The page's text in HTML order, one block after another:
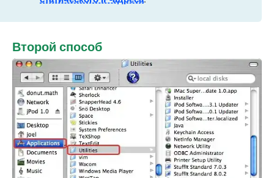
Второй способ